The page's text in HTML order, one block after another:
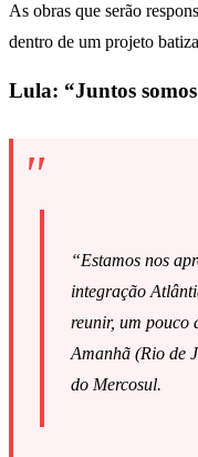
As obras que serão
dentro de um projeto
Lula: “Juntos
“Estamos nos
integração
reunir, um pouco
Amanhã (Rio de
do Mercosul.